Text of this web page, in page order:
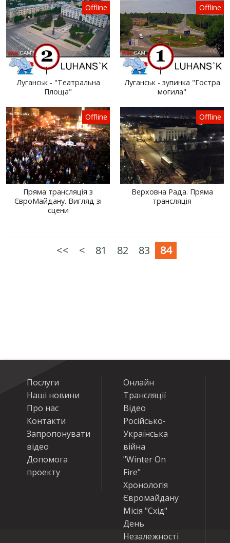
Offline
Луганськ - "Театральна
Площа"
Offline
Луганськ - зупинка "Гостра
могила"
Offline
Пряма трансляція з
ЄвроМайдану. Вигляд зі
сцени
Offline
Верховна Рада. Пряма
трансляція
<< < 81 82 83 84
Послуги
Наші новини
Про нас
Контакти
Запропонувати
відео
Допомога
проекту
Онлайн
Трансляції
Відео
Російсько-
Українська
війна
"Winter On
Fire"
Хронологія
Євромайдану
Місія "Схід"
День
Незалежності